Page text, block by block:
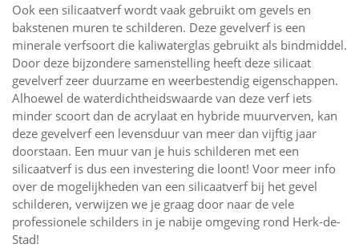
Ook een silicaatverf wordt vaak gebruikt om gevels en
bakstenen muren te schilderen. Deze gevelverf is een
minerale verfsoort die kaliwaterglas gebruikt als bindmiddel.
Door deze bijzondere samenstelling heeft deze silicaat
gevelverf zeer duurzame en weerbestendig eigenschappen.
Alhoewel de waterdichtheidswaarde van deze verf iets
minder scoort dan de acrylaat en hybride muurverven, kan
deze gevelverf een levensduur van meer dan vijftig jaar
doorstaan. Een muur van je huis schilderen met een
silicaatverf is dus een investering die loont! Voor meer info
over de mogelijkheden van een silicaatverf bij het gevel
schilderen, verwijzen we je graag door naar de vele
professionele schilders in je nabije omgeving rond Herk-de-
Stad!